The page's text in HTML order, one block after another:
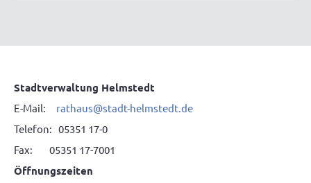
Stadtverwaltung Helmstedt
E-Mail: rathaus@stadt-helmstedt.de
Telefon: 05351 17-0
Fax: 05351 17-7001
Öffnungszeiten